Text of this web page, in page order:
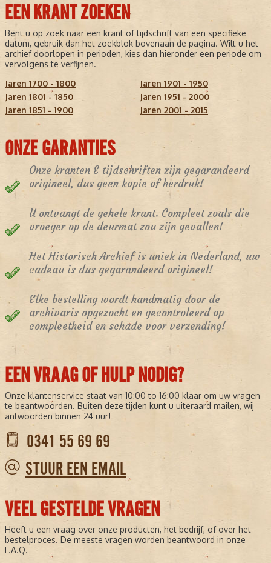
EEN KRANT ZOEKEN
Bent u op zoek naar een krant of tijdschrift van een specifieke
datum, gebruik dan het zoekblok bovenaan de pagina. Wilt u het
archief doorlopen in perioden, kies dan hieronder een periode om
vervolgens te verfijnen.
Jaren 1700 - 1800
Jaren 1801 - 1850
Jaren 1851 - 1900
Jaren 1901 - 1950
Jaren 1951 - 2000
Jaren 2001 - 2015
ONZE GARANTIES
Onze kranten & tijdschriften zijn gegarandeerd
origineel, dus geen kopie of herdruk!
U ontvangt de gehele krant. Compleet zoals die
vroeger op de deurmat zou zijn gevallen!
Het Historisch Archief is uniek in Nederland, uw
cadeau is dus gegarandeerd origineel!
Elke bestelling wordt handmatig door de
archivaris opgezocht en gecontroleerd op
compleetheid en schade voor verzending!
EEN VRAAG OF HULP NODIG?
Onze klantenservice staat van 10:00 to 16:00 klaar om uw vragen
te beantwoorden. Buiten deze tijden kunt u uiteraard mailen, wij
antwoorden binnen 24 uur!
0341 55 69 69
STUUR EEN EMAIL
VEEL GESTELDE VRAGEN
Heeft u een vraag over onze producten, het bedrijf, of over het
bestelproces. De meeste vragen worden beantwoord in onze
F.A.Q.